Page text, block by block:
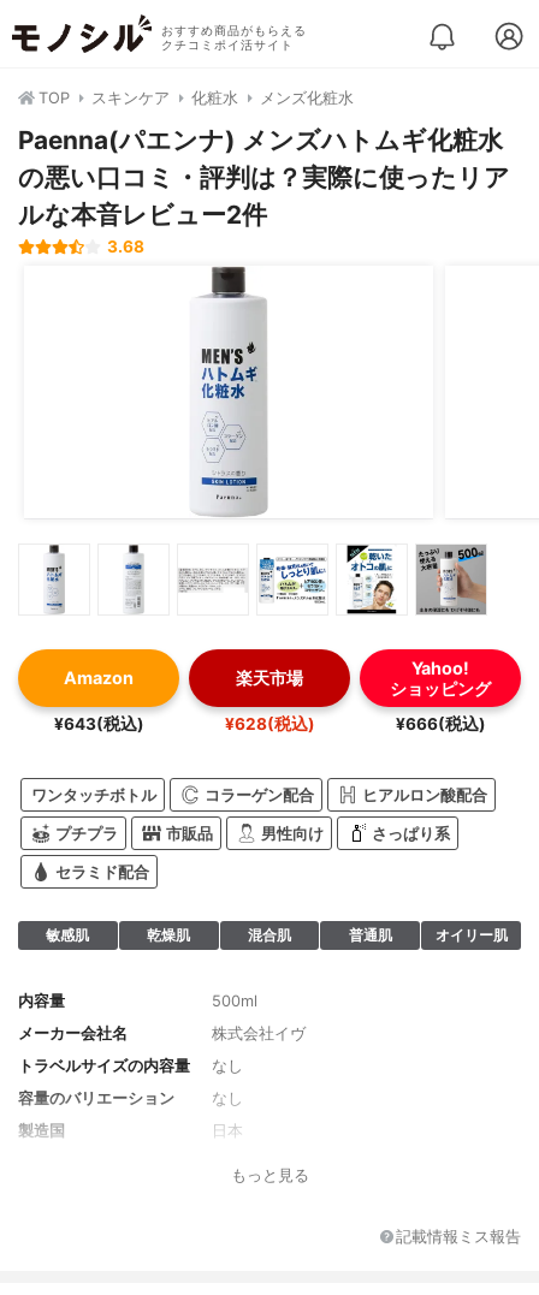
おすすめ商品がもらえる
クチコミポイ活サイト
TOP スキンケア 化粧水 メンズ化粧水
Paenna(パエンナ) メンズハトムギ化粧水
の悪い口コミ・評判は？実際に使ったリア
ルな本音レビュー2件
3.68
Amazon
¥643(税込)
楽天市場
¥628(税込)
Yahoo!
ショッピング
¥666(税込)
ワンタッチボトル コラーゲン配合 ヒアルロン酸配合
プチプラ 市販品 男性向け さっぱり系
セラミド配合
敏感肌 乾燥肌 混合肌 普通肌 オイリー肌
内容量
500ml
メーカー会社名
株式会社イヴ
トラベルサイズの内容量
なし
容量のバリエーション
なし
製造国
日本
シトラスの香り
もっと見る
記載情報ミス報告